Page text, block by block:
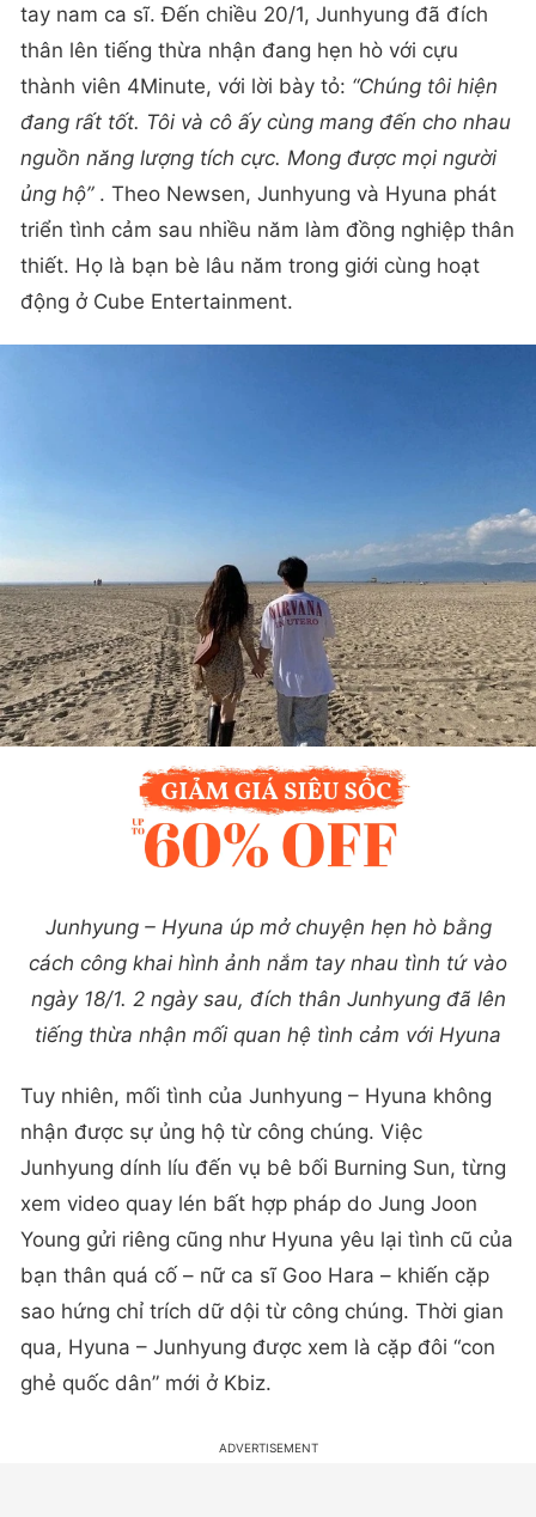
tay nam ca sĩ. Đến chiều 20/1, Junhyung đã đích
thân lên tiếng thừa nhận đang hẹn hò với cựu
thành viên 4Minute, với lời bày tỏ: “Chúng tôi hiện
đang rất tốt. Tôi và cô ấy cùng mang đến cho nhau
nguồn năng lượng tích cực. Mong được mọi người
ủng hộ” . Theo Newsen, Junhyung và Hyuna phát
triển tình cảm sau nhiều năm làm đồng nghiệp thân
thiết. Họ là bạn bè lâu năm trong giới cùng hoạt
động ở Cube Entertainment.
Junhyung – Hyuna úp mở chuyện hẹn hò bằng
cách công khai hình ảnh nắm tay nhau tình tứ vào
ngày 18/1. 2 ngày sau, đích thân Junhyung đã lên
tiếng thừa nhận mối quan hệ tình cảm với Hyuna
Tuy nhiên, mối tình của Junhyung – Hyuna không
nhận được sự ủng hộ từ công chúng. Việc
Junhyung dính líu đến vụ bê bối Burning Sun, từng
xem video quay lén bất hợp pháp do Jung Joon
Young gửi riêng cũng như Hyuna yêu lại tình cũ của
bạn thân quá cố – nữ ca sĩ Goo Hara – khiến cặp
sao hứng chỉ trích dữ dội từ công chúng. Thời gian
qua, Hyuna – Junhyung được xem là cặp đôi “con
ghẻ quốc dân” mới ở Kbiz.